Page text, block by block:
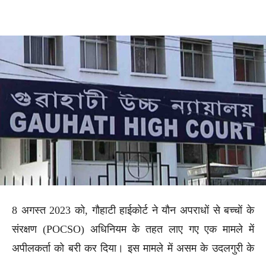
8 अगस्त 2023 को, गौहाटी हाईकोर्ट ने यौन अपराधों से बच्चों के
संरक्षण (POCSO) अधिनियम के तहत लाए गए एक मामले में
अपीलकर्ता को बरी कर दिया। इस मामले में असम के उदलगुरी के